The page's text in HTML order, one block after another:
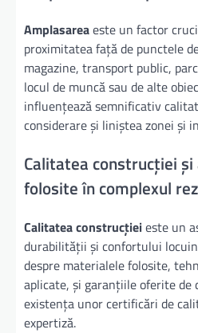
Amplasareaeste un factor
proximitatea față de punctele
magazine, transport public,
locul de muncă sau de alte
influențează semnificativ
considerare și liniștea zonei și
Calitatea construcției
folosite în complexul
Calitatea construcțieieste un
durabilității și confortului
despre materialele folosite,
aplicate, și garanțiile oferite de
existența unor certificări de
expertiză.